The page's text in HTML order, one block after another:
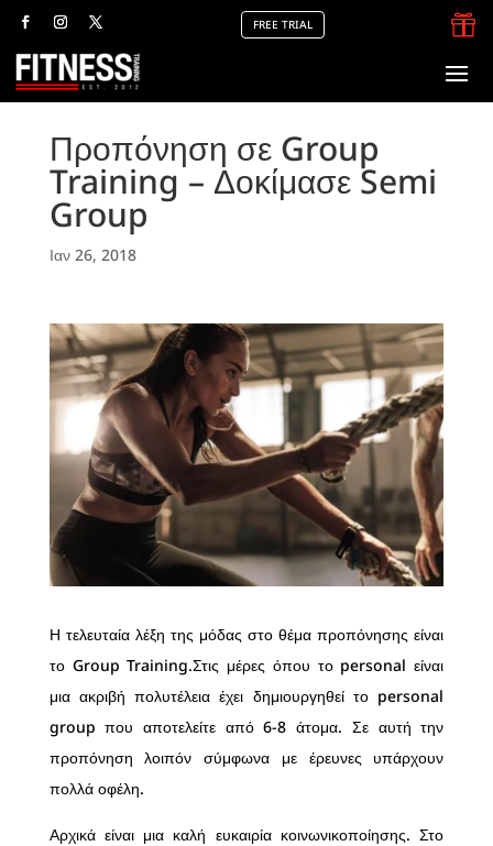
FREE TRIAL 
Προπόνηση σε Group
Training – Δοκίμασε Semi
Group
Ιαν 26, 2018
Η τελευταία λέξη της μόδας στο θέμα προπόνησης είναι
το Group Training.Στις μέρες όπου το personal είναι
μια ακριβή πολυτέλεια έχει δημιουργηθεί το personal
group που αποτελείτε από 6-8 άτομα. Σε αυτή την
προπόνηση λοιπόν σύμφωνα με έρευνες υπάρχουν
πολλά οφέλη.
Αρχικά είναι μια καλή ευκαιρία κοινωνικοποίησης. Στο